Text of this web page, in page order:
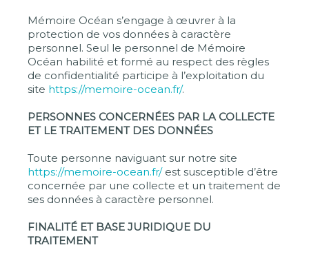
Mémoire Océan s’engage à œuvrer à la
protection de vos données à caractère
personnel. Seul le personnel de Mémoire
Océan habilité et formé au respect des règles
de confidentialité participe à l’exploitation du
site https://memoire-ocean.fr/.
PERSONNES CONCERNÉES PAR LA COLLECTE
ET LE TRAITEMENT DES DONNÉES
Toute personne naviguant sur notre site
https://memoire-ocean.fr/est susceptible d’être
concernée par une collecte et un traitement de
ses données à caractère personnel.
FINALITÉ ET BASE JURIDIQUE DU
TRAITEMENT